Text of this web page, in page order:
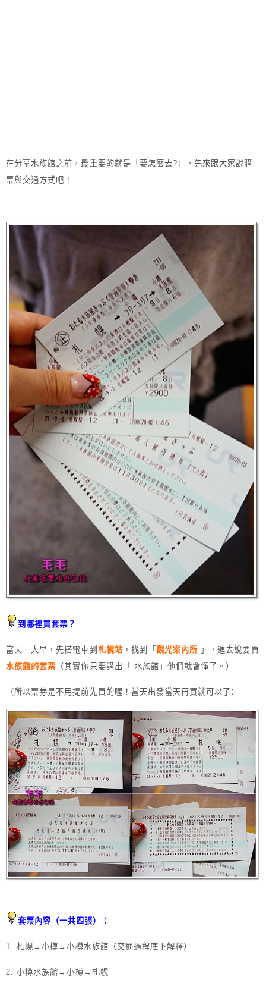
在分享水族館之前，最重要的就是「要怎麼去?」，先來跟大家說購
票與交通方式吧 !
到哪裡買套票？
當天一大早，先搭電車到 札幌站，找到「 觀光案內所 」，進去說要買
水族館的套票 （其實你只要講出「 水族館」他們就會懂了。）
（所以票券是不用提前先買的喔！當天出發當天再買就可以了）
套票內容（一共四張）：
1. 札幌→小樽→小樽水族館（交通過程底下解釋）
2. 小樽水族館→小樽→札幌